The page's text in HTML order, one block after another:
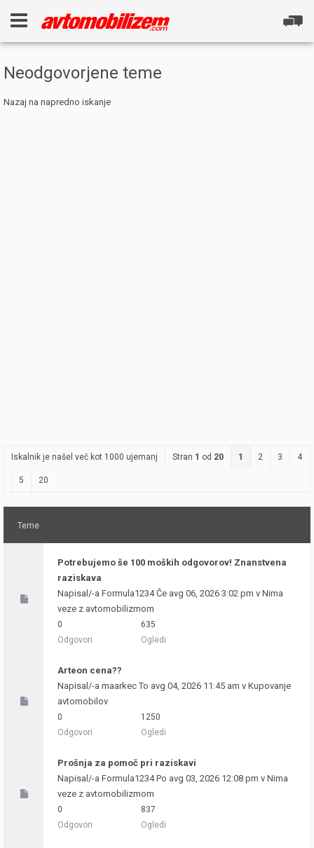
Neodgovorjene teme
Nazaj na napredno iskanje
Iskalnik je našel več kot 1000 ujemanj Stran 1 od 20 1 2 3 4
5 20
Teme
Potrebujemo še 100 moških odgovorov! Znanstvena
raziskava
Napisal/-a Formula1234Če avg 06, 2026 3:02 pm v Nima
veze z avtomobilizmom
0
Odgovori
635
Ogledi
Arteon cena??
Napisal/-a maarkecTo avg 04, 2026 11:45 am v Kupovanje
avtomobilov
0
Odgovori
1250
Ogledi
Prošnja za pomoč pri raziskavi
Napisal/-a Formula1234Po avg 03, 2026 12:08 pm v Nima
veze z avtomobilizmom
0
Odgovori
837
Ogledi